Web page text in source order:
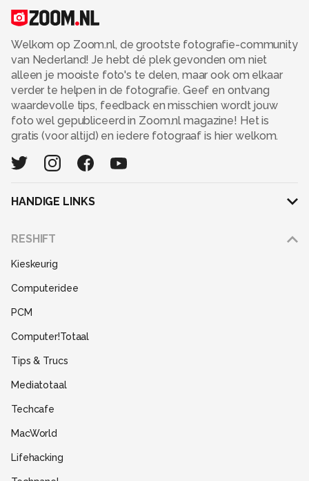
Welkom op Zoom.nl, de grootste fotografie-community
van Nederland! Je hebt dé plek gevonden om niet
alleen je mooiste foto's te delen, maar ook om elkaar
verder te helpen in de fotografie. Geef en ontvang
waardevolle tips, feedback en misschien wordt jouw
foto wel gepubliceerd in Zoom.nl magazine! Het is
gratis (voor altijd) en iedere fotograaf is hier welkom.
HANDIGE LINKS
RESHIFT
Kieskeurig
Computeridee
PCM
Computer!Totaal
Tips & Trucs
Mediatotaal
Techcafe
MacWorld
Lifehacking